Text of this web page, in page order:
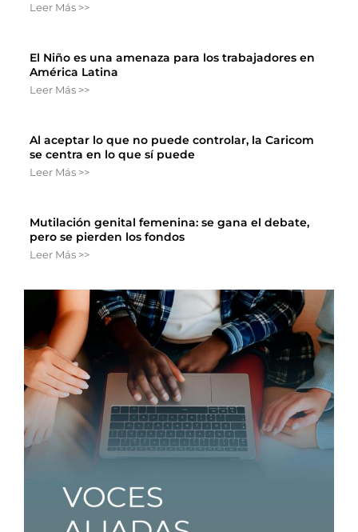
Leer Más >>
El Niño es una amenaza para los trabajadores en
América Latina
Leer Más >>
Al aceptar lo que no puede controlar, la Caricom
se centra en lo que sí puede
Leer Más >>
Mutilación genital femenina: se gana el debate,
pero se pierden los fondos
Leer Más >>